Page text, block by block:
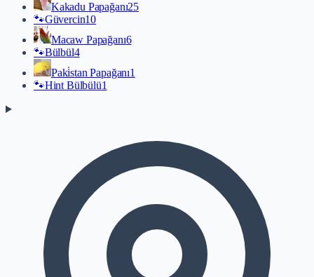
Kakadu Papağanı25
🐾Güvercin10
Macaw Papağanı6
🐾Bülbül4
Paki̇stan Papağanı1
🐾Hint Bülbülü1